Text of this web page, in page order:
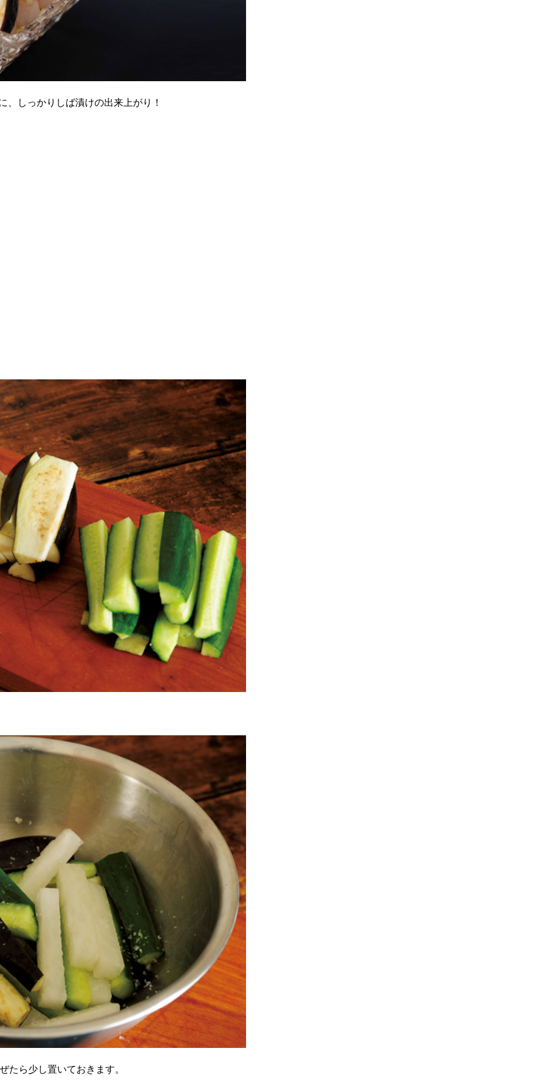
しっかりしば漬けの出来上がり！
ら少し置いておきます。